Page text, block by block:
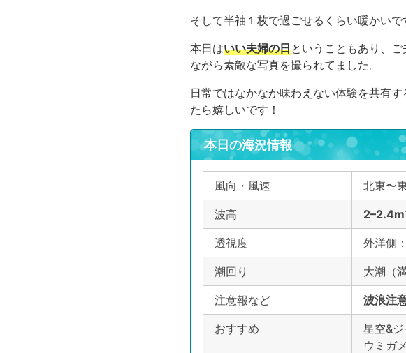
そして半袖１枚で過ごせるくらい暖かいで
本日はいい夫婦の日ということもあり、
ながら素敵な写真を撮られてました。
日常ではなかなか味わえない体験を共有
たら嬉しいです！
本日の海況情報
風向・風速 北東〜
波高 2–2.4m
透視度 外洋側：
潮回り 大潮（
注意報など 波浪注
おすすめ
星空&
ウミガ